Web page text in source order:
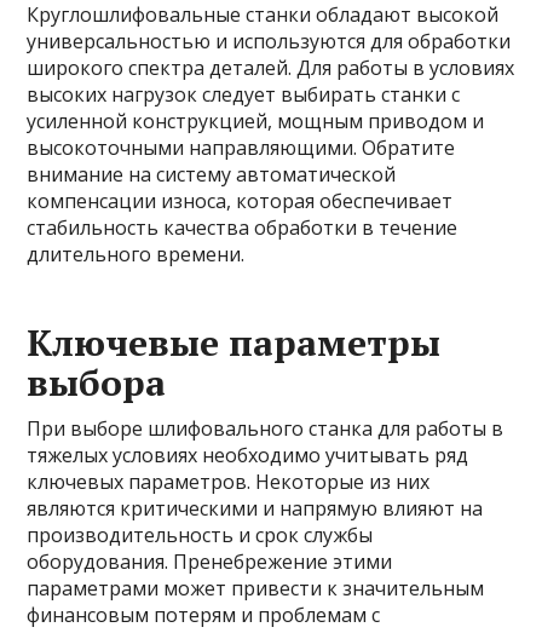
Круглошлифовальные станки обладают высокой
универсальностью и используются для обработки
широкого спектра деталей. Для работы в условиях
высоких нагрузок следует выбирать станки с
усиленной конструкцией, мощным приводом и
высокоточными направляющими. Обратите
внимание на систему автоматической
компенсации износа, которая обеспечивает
стабильность качества обработки в течение
длительного времени.
Ключевые параметры
выбора
При выборе шлифовального станка для работы в
тяжелых условиях необходимо учитывать ряд
ключевых параметров. Некоторые из них
являются критическими и напрямую влияют на
производительность и срок службы
оборудования. Пренебрежение этими
параметрами может привести к значительным
финансовым потерям и проблемам с